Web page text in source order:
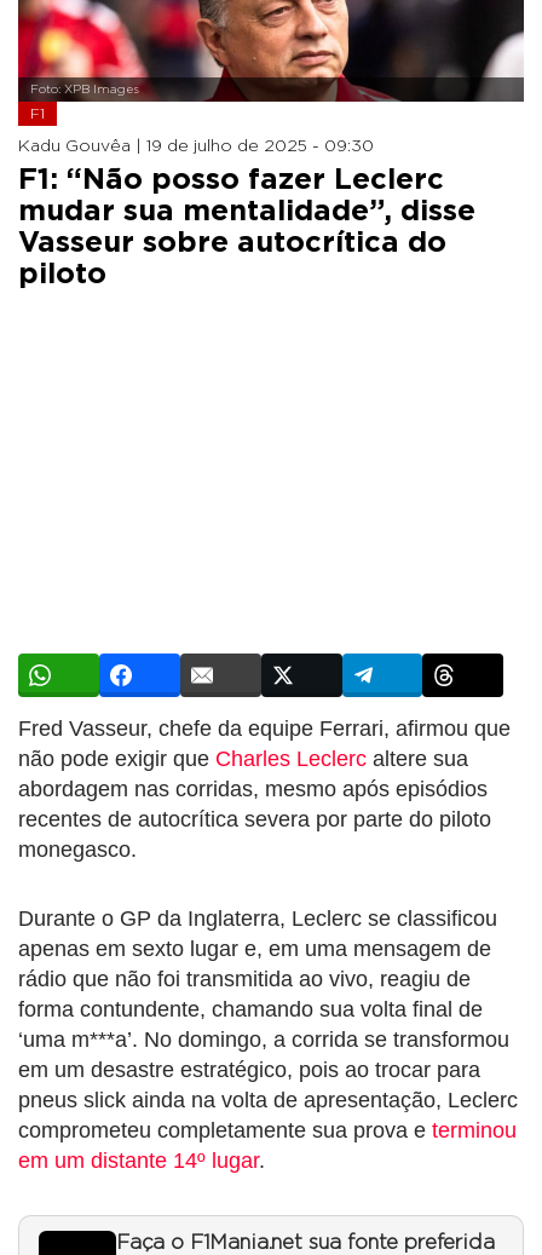
Foto: XPB Images
F1
Kadu Gouvêa | 19 de julho de 2025 - 09:30
F1: “Não posso fazer Leclerc
mudar sua mentalidade”, disse
Vasseur sobre autocrítica do
piloto
Fred Vasseur, chefe da equipe Ferrari, afirmou que
não pode exigir que Charles Leclerc altere sua
abordagem nas corridas, mesmo após episódios
recentes de autocrítica severa por parte do piloto
monegasco.
Durante o GP da Inglaterra, Leclerc se classificou
apenas em sexto lugar e, em uma mensagem de
rádio que não foi transmitida ao vivo, reagiu de
forma contundente, chamando sua volta final de
‘uma m***a’. No domingo, a corrida se transformou
em um desastre estratégico, pois ao trocar para
pneus slick ainda na volta de apresentação, Leclerc
comprometeu completamente sua prova e terminou
em um distante 14º lugar.
Faça o F1Mania.net sua fonte preferida